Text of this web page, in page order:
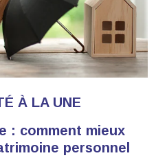
À LA UNE
: comment mieux
personnel